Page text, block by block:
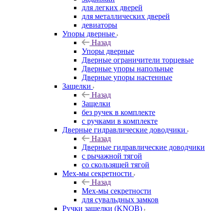
для легких дверей
для металлических дверей
девиаторы
Упоры дверные
Назад
Упоры дверные
Дверные ограничители торцевые
Дверные упоры напольные
Дверные упоры настенные
Защелки
Назад
Защелки
без ручек в комплекте
с ручками в комплекте
Дверные гидравлические доводчики
Назад
Дверные гидравлические доводчики
с рычажной тягой
со скользящей тягой
Мех-мы секретности
Назад
Мех-мы секретности
для сувальдных замков
Ручки защелки (KNOB)